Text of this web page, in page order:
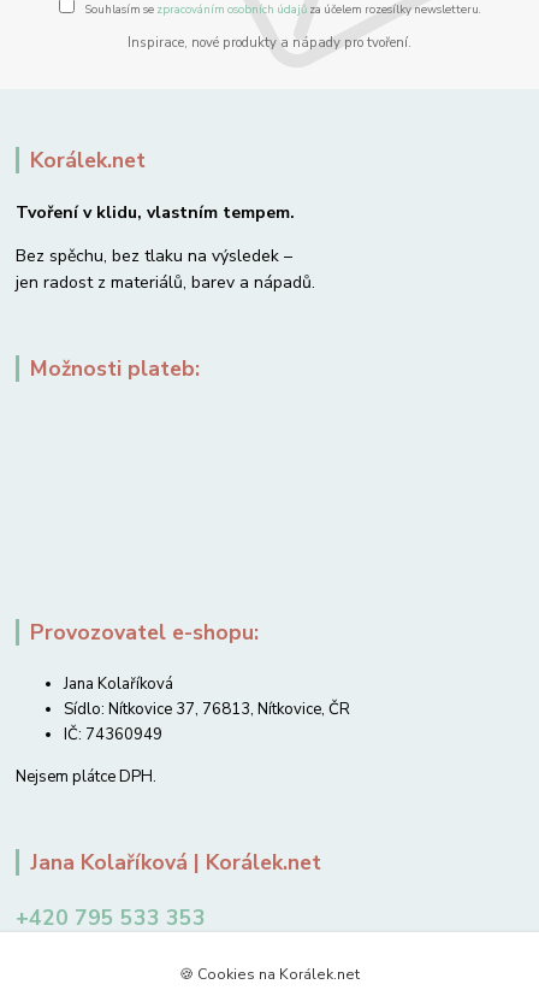
Souhlasím se zpracováním osobních údajůza účelem rozesílky newsletteru.
Inspirace, nové produkty a nápady pro tvoření.
Korálek.net
Tvoření v klidu, vlastním tempem.
Bez spěchu, bez tlaku na výsledek –
jen radost z materiálů, barev a nápadů.
Možnosti plateb:
Provozovatel e-shopu:
Jana Kolaříková
Sídlo: Nítkovice 37, 76813, Nítkovice, ČR
IČ: 74360949
Nejsem plátce DPH.
Jana Kolaříková | Korálek.net
+420 795 533 353
jkolarikova@koralek.net
🍪 Cookies na Korálek.net